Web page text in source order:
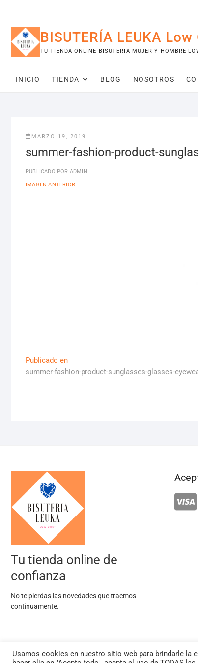
contenido
BISUTERÍA LEUKA Low
TU TIENDA ONLINE BISUTERIA MUJER Y HOMBRE
INICIO TIENDA BLOG NOSOTROS
MARZO 19, 2019
summer-fashion-product-
PUBLICADO POR ADMIN
IMAGEN ANTERIOR
Navegación
de
Publicado en
summer-fashion-product-sunglasses-glasses-
Tu tienda online de
confianza
No te pierdas las novedades que traemos
continuamente.
Usamos cookies en nuestro sitio web para brindarle la